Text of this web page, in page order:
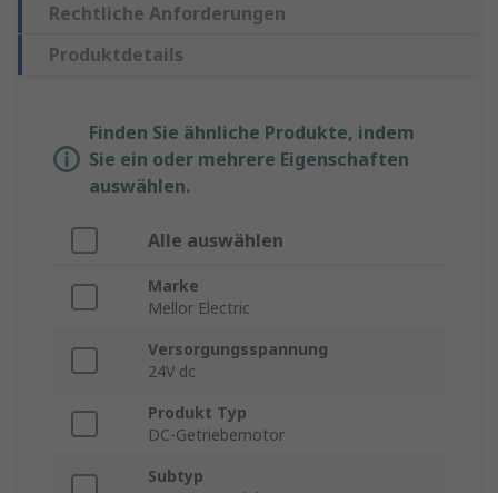
Rechtliche Anforderungen
Produktdetails
Finden Sie ähnliche Produkte, indem
Sie ein oder mehrere Eigenschaften
auswählen.
Alle auswählen
Marke
Mellor Electric
Versorgungsspannung
24V dc
Produkt Typ
DC-Getriebemotor
Subtyp